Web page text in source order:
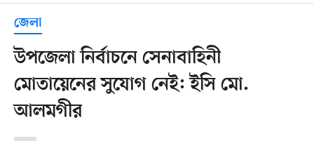
জেলা
উপজেলা নির্বাচনে সেনাবাহিনী
মোতায়েনের সুযোগ নেই: ইসি মো.
আলমগীর